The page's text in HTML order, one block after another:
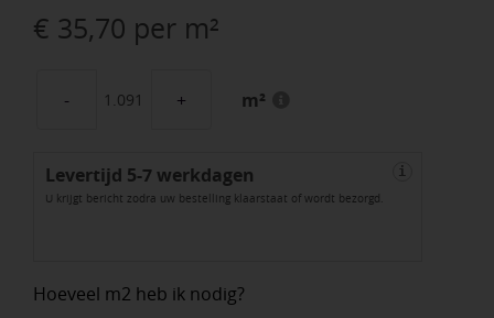
€ 35,70 per m²
Allure
30x20x6cm
Marmo
m²
Levertijd 5-7 werkdagen
U krijgt bericht zodra uw bestelling klaarstaat of wordt bezorgd.
i
Hoeveel m2 heb ik nodig?